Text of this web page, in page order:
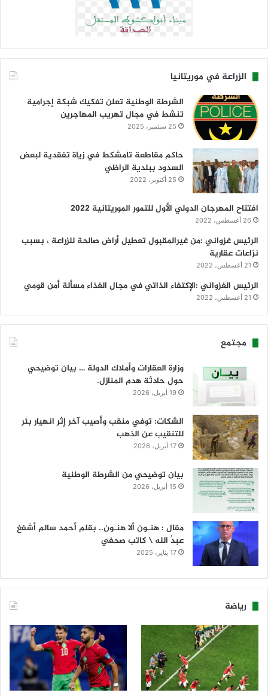
الزراعة في موريتانيا
الشرطة الوطنية تعلن تفكيك شبكة إجرامية
تنشط في مجال تهريب المهاجرين
25 سبتمبر، 2025
حاكم مقاطعة تامشكط في زياة تفقدية لبعض
السدود ببلدية الراظي
25 أكتوبر، 2022
افتتاح المهرجان الدولي الأول للتمور الموريتانية 2022
26 أغسطس، 2022
الرئيس غزواني :من غيرالمقبول تعطيل أراض صالحة للزراعة ، بسبب
نزاعات عقارية
21 أغسطس، 2022
الرئيس الغزواني :الإكتفاء الذاتي في مجال الغذاء مسألة أمن قومي
21 أغسطس، 2022
مجتمع
وزارة العقارات وأملاك الدولة … بيان توضيحي
حول حادثة هدم المنازل.
19 أبريل، 2026
الشكات: توفي منقب وأصيب آخر إثر انهيار بئر
للتنقيب عن الذهب
17 أبريل، 2026
بيان توضيحي من الشرطة الوطنية
15 أبريل، 2026
مقال : هنـون ألا هنـون.. بقلم أحمد سالم أشفغ
عبدُ الله \ كاتب صحفي
17 يناير، 2025
رياضة